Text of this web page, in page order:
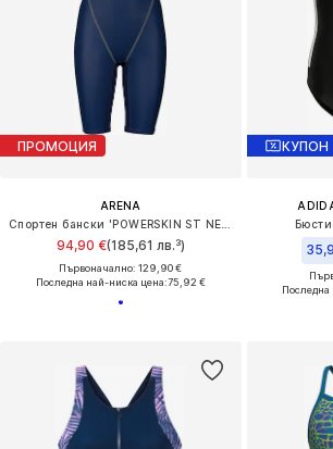
ПРОМОЦИЯ
ARENA
94,90 €(185,61 лв.³)
Първоначално: 129,90 €
Последна най-ниска цена:75,92 €
КУПОН
Последна